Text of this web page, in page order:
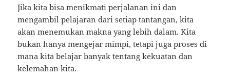
Jika kita bisa menikmati perjalanan ini dan
mengambil pelajaran dari setiap tantangan, kita
akan menemukan makna yang lebih dalam. Kita
bukan hanya mengejar mimpi, tetapi juga proses di
mana kita belajar banyak tentang kekuatan dan
kelemahan kita.